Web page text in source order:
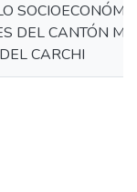
DEL CANTÓN
CARCHI